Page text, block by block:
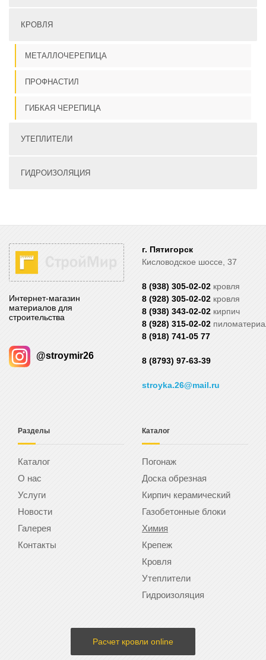
КРОВЛЯ
МЕТАЛЛОЧЕРЕПИЦА
ПРОФНАСТИЛ
ГИБКАЯ ЧЕРЕПИЦА
УТЕПЛИТЕЛИ
ГИДРОИЗОЛЯЦИЯ
Интернет-магазин
материалов для
строительства
@stroymir26
г. Пятигорск
Кисловодское шоссе, 37
8 (938) 305-02-02 кровля
8 (928) 305-02-02 кровля
8 (938) 343-02-02 кирпич
8 (928) 315-02-02
8 (918) 741-05 77
8 (8793) 97-63-39
stroyka.26@mail.ru
Разделы
Каталог
О нас
Услуги
Новости
Галерея
Контакты
Каталог
Погонаж
Доска обрезная
Кирпич керамический
Газобетонные блоки
Химия
Крепеж
Кровля
Утеплители
Гидроизоляция
Расчет кровли online